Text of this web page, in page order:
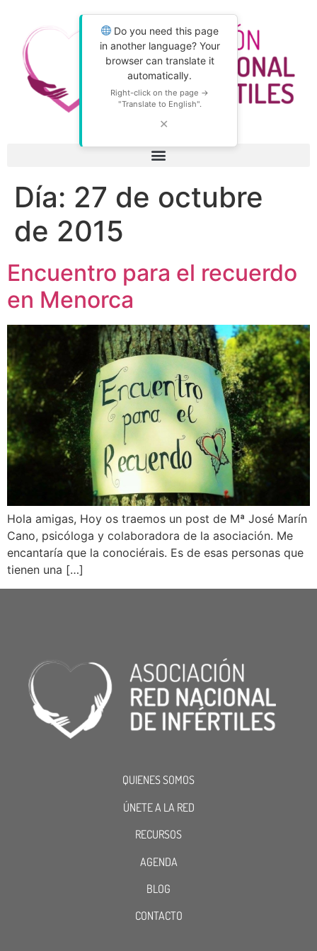
Do you need this page
in another language? Your
browser can translate it
automatically.
Right-click on the page →
"Translate to English".
✕
Día: 27 de octubre
de 2015
Encuentro para el recuerdo
en Menorca
Hola amigas, Hoy os traemos un post de Mª José Marín
Cano, psicóloga y colaboradora de la asociación. Me
encantaría que la conociérais. Es de esas personas que
tienen una […]
QUIENES SOMOS
ÚNETE A LA RED
RECURSOS
AGENDA
BLOG
CONTACTO